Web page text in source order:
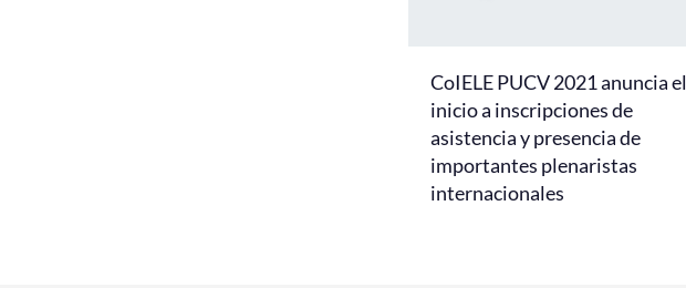
CoIELE PUCV 2021 anuncia el
inicio a inscripciones de
asistencia y presencia de
importantes plenaristas
internacionales